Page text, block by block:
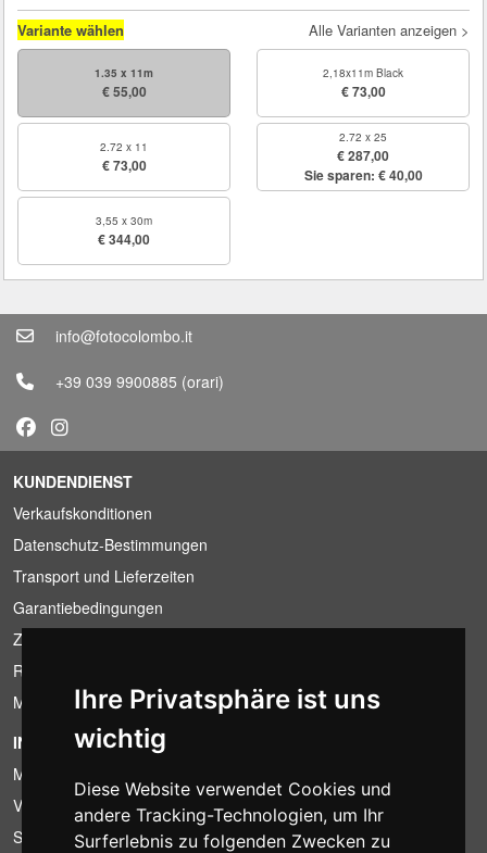
Ihre Privatsphäre ist uns
wichtig
Diese Website verwendet Cookies und
andere Tracking-Technologien, um Ihr
Surferlebnis zu folgenden Zwecken zu
Variante wählen Alle Varianten anzeigen >
1.35 x 11m
€ 55,00
2,18x11m Black
€ 73,00
2.72 x 11
€ 73,00
2.72 x 25
€ 287,00
Sie sparen: € 40,00
3,55 x 30m
€ 344,00
info@fotocolombo.it
+39 039 9900885 (orari)
KUNDENDIENST
Verkaufskonditionen
Datenschutz-Bestimmungen
Transport und Lieferzeiten
Garantiebedingungen
Zahlungsbedingungen
Ruecktrittsrecht
MwSt-Bedingungen
INFORMATION
Mietbedingungen
Verkaufsangebote
Sparpakete